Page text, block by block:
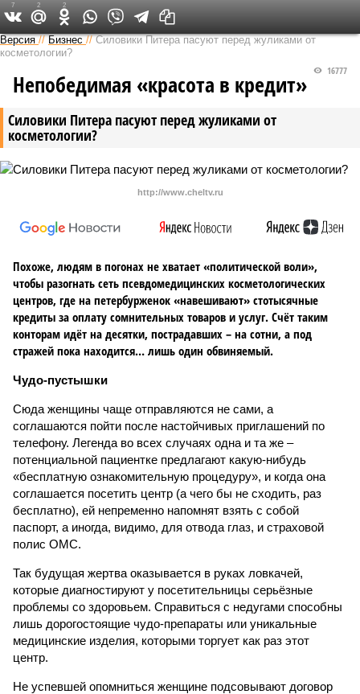
Версия на Неве
Версия //Бизнес //Силовики Питера пасуют перед жуликами от
косметологии?
Силовики Питера пасуют перед жуликами от
косметологии?
16777
Непобедимая «красота в кредит»
http://www.cheltv.ru
Похоже, людям в погонах не хватает «политической воли»,
чтобы разогнать сеть псевдомедицинских косметологических
центров, где на петербурженок «навешивают» стотысячные
кредиты за оплату сомнительных товаров и услуг. Счёт таким
конторам идёт на десятки, пострадавших – на сотни, а под
стражей пока находится… лишь один обвиняемый.
Чудо-пустышки
Сюда женщины чаще отправляются не сами, а
соглашаются пойти после настойчивых приглашений по
телефону. Легенда во всех случаях одна и та же –
потенциальной пациентке предлагают какую-нибудь
«бесплатную ознакомительную процедуру», и когда она
соглашается посетить центр (а чего бы не сходить, раз
бесплатно), ей непременно напомнят взять с собой
паспорт, а иногда, видимо, для отвода глаз, и страховой
полис ОМС.
Так будущая жертва оказывается в руках ловкачей,
которые диагностируют у посетительницы серьёзные
проблемы со здоровьем. Справиться с недугами способны
лишь дорогостоящие чудо-препараты или уникальные
медицинские изделия, которыми торгует как раз этот
центр.
Не успевшей опомниться женщине подсовывают договор
7 2 2